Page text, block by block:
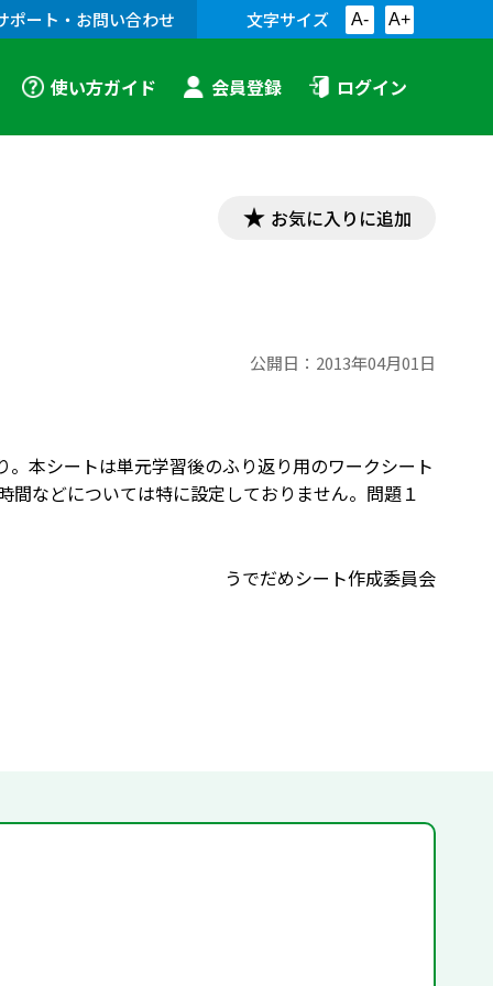
ポート・お問い合わせ 文字サイズ A- A+
使い方ガイド 会員登録 ログイン
お気に入りに追加
公開日： 2013年04月01日
本シートは単元学習後のふり返り用のワークシート
間などについては特に設定しておりません。問題１
うでだめシート作成委員会